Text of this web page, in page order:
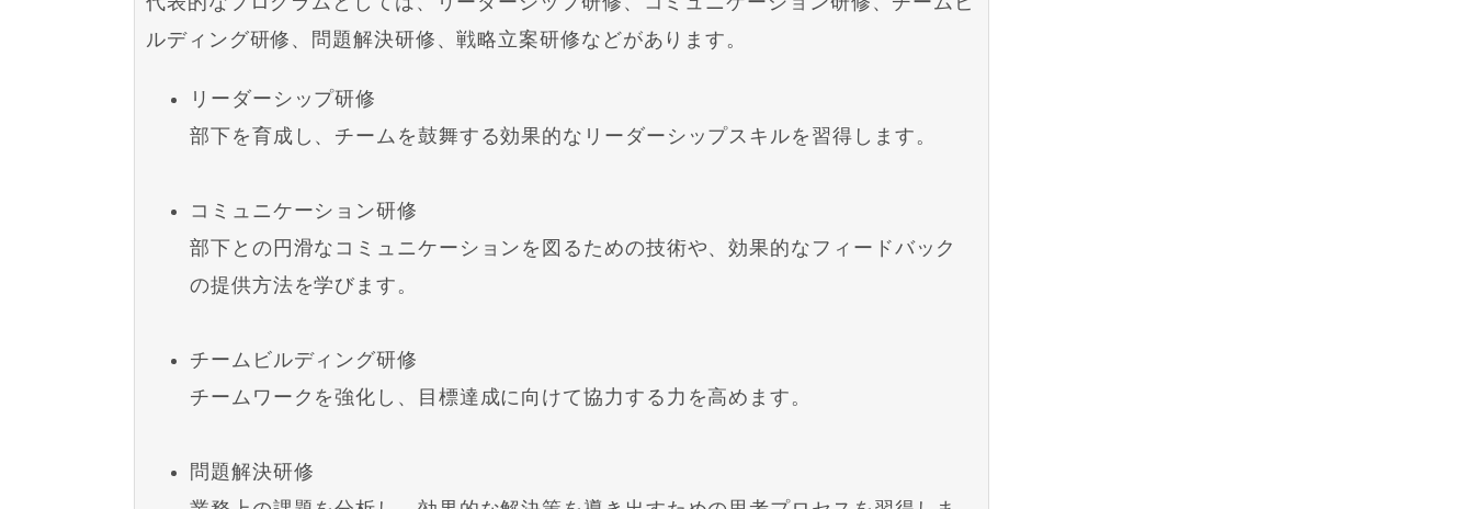
ルディング研修、問題解決研修、戦略立案研修などがあります。
リーダーシップ研修
部下を育成し、チームを鼓舞する効果的なリーダーシップスキルを習得します。
コミュニケーション研修
部下との円滑なコミュニケーションを図るための技術や、効果的なフィードバック
の提供方法を学びます。
チームビルディング研修
チームワークを強化し、目標達成に向けて協力する力を高めます。
問題解決研修